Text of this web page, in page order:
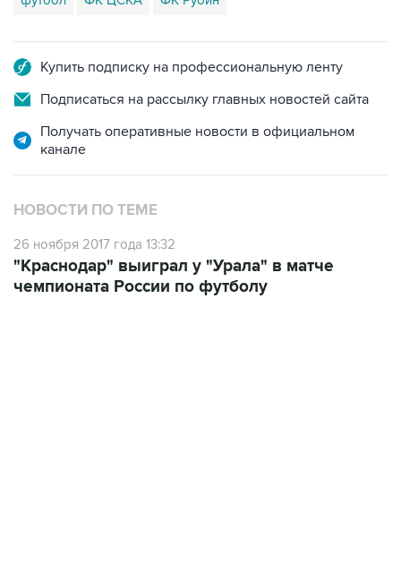
Купить подписку на профессиональную ленту
Подписаться на рассылку главных новостей сайта
Получать оперативные новости в официальном
канале
НОВОСТИ ПО ТЕМЕ
26 ноября 2017 года 13:32
"Краснодар" выиграл у "Урала" в матче
чемпионата России по футболу